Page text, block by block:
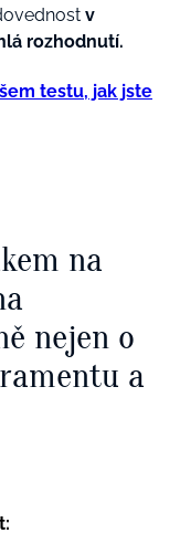
v
rozhodnutí.
testu, jak jste
na
nejen o
a